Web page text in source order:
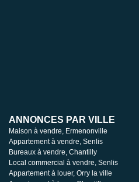
ANNONCES PAR VILLE
Maison à vendre, Ermenonville
Appartement à vendre, Senlis
Bureaux à vendre, Chantilly
Local commercial à vendre, Senlis
Appartement à louer, Orry la ville